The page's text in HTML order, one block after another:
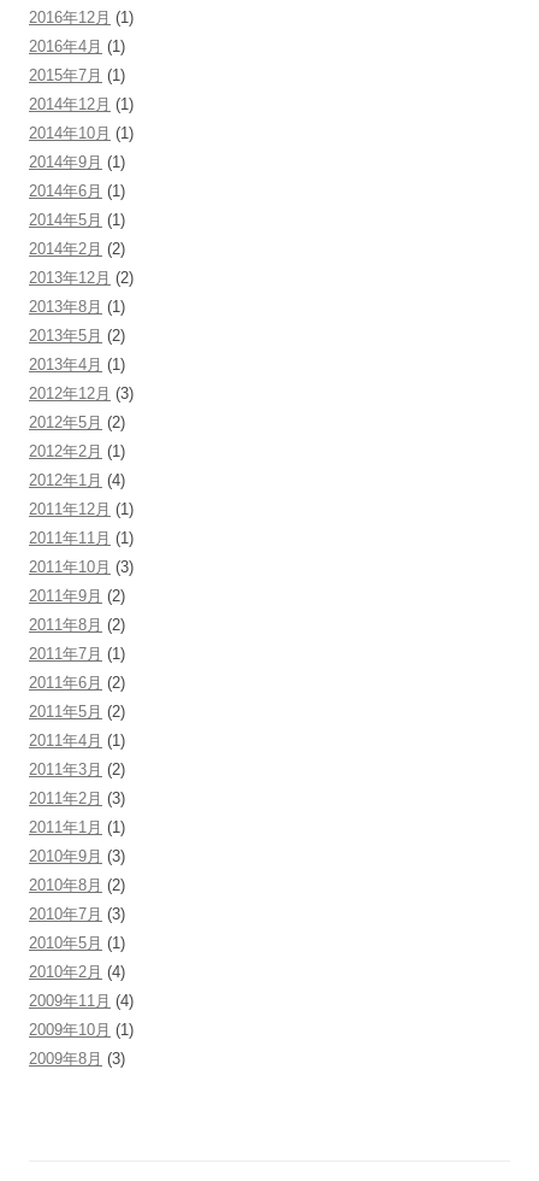
2016年12月 (1)
2016年4月 (1)
2015年7月 (1)
2014年12月 (1)
2014年10月 (1)
2014年9月 (1)
2014年6月 (1)
2014年5月 (1)
2014年2月 (2)
2013年12月 (2)
2013年8月 (1)
2013年5月 (2)
2013年4月 (1)
2012年12月 (3)
2012年5月 (2)
2012年2月 (1)
2012年1月 (4)
2011年12月 (1)
2011年11月 (1)
2011年10月 (3)
2011年9月 (2)
2011年8月 (2)
2011年7月 (1)
2011年6月 (2)
2011年5月 (2)
2011年4月 (1)
2011年3月 (2)
2011年2月 (3)
2011年1月 (1)
2010年9月 (3)
2010年8月 (2)
2010年7月 (3)
2010年5月 (1)
2010年2月 (4)
2009年11月 (4)
2009年10月 (1)
2009年8月 (3)